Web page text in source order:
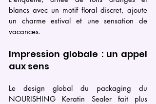
blancs avec un motif floral discret, ajoute
un charme estival et une sensation de
vacances.
Impression globale : un appel
aux sens
Le design global du packaging du
NOURISHING Keratin Sealer fait plus